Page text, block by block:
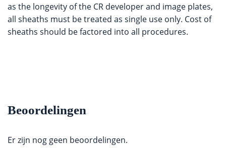
as the longevity of the CR developer and image plates,
all sheaths must be treated as single use only. Cost of
sheaths should be factored into all procedures.
Beoordelingen
Er zijn nog geen beoordelingen.